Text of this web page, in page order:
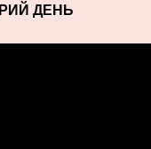
ДЕНЬ